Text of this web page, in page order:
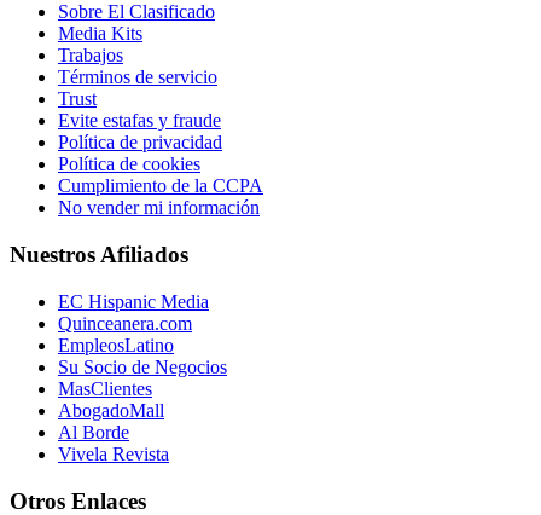
Sobre El Clasificado
Media Kits
Trabajos
Términos de servicio
Trust
Evite estafas y fraude
Política de privacidad
Política de cookies
Cumplimiento de la CCPA
No vender mi información
Nuestros Afiliados
EC Hispanic Media
Quinceanera.com
EmpleosLatino
Su Socio de Negocios
MasClientes
AbogadoMall
Al Borde
Vivela Revista
Otros Enlaces